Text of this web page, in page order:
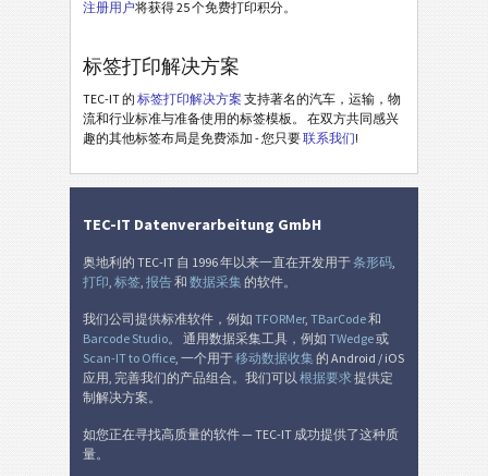
I 库存标签
NF Nutrition Labels
€ SEPA 授权
₣ 瑞士 QR 账单
注册用户将获得 25 个免费打印积分。
标签打印解决方案
TEC-IT 的 标签打印解决方案 支持著名的汽车，运输，物
流和行业标准与准备使用的标签模板。 在双方共同感兴
趣的其他标签布局是免费添加 - 您只要联系我们!
TEC-IT Datenverarbeitung GmbH
奥地利的 TEC-IT 自 1996 年以来一直在开发用于条形码,
打印, 标签, 报告和 数据采集的软件。
我们公司提供标准软件，例如 TFORMer, TBarCode和
Barcode Studio。 通用数据采集工具，例如 TWedge或
Scan-IT to Office, 一个用于移动数据收集的 Android / iOS
应用, 完善我们的产品组合。我们可以 根据要求 提供定
制解决方案。
如您正在寻找高质量的软件 — TEC-IT 成功提供了这种质
量。